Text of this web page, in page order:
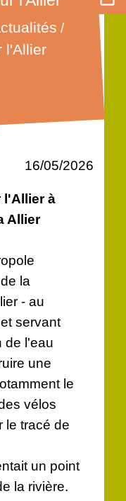
/
l'Allier
16/05/2026
l'Allier à
Allier
la
- au
servant
de l'eau
une
le
vélos
le tracé de
un point
la rivière.